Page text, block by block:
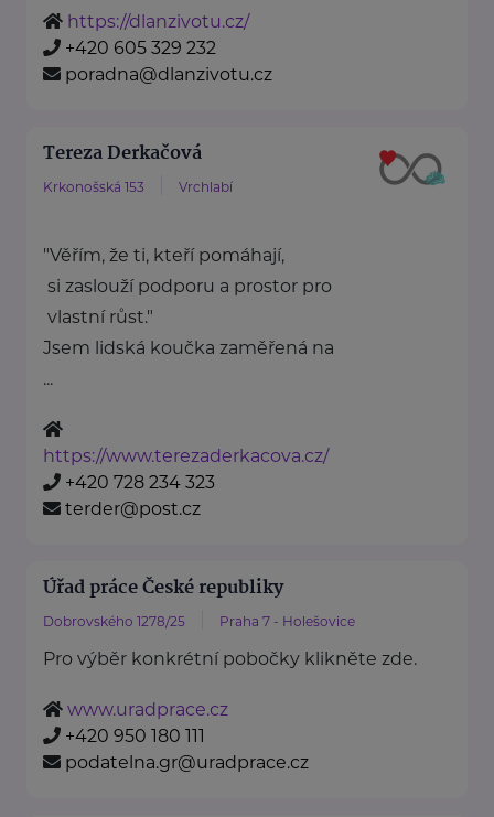
https://dlanzivotu.cz/
+420 605 329 232
poradna@dlanzivotu.cz
Tereza Derkačová
Krkonošská 153 Vrchlabí
"Věřím, že ti, kteří pomáhají,
si zaslouží podporu a prostor pro
vlastní růst."
Jsem lidská koučka zaměřená na
...
https://www.terezaderkacova.cz/
+420 728 234 323
terder@post.cz
Úřad práce České republiky
Dobrovského 1278/25 Praha 7 - Holešovice
Pro výběr konkrétní pobočky klikněte zde.
www.uradprace.cz
+420 950 180 111
podatelna.gr@uradprace.cz